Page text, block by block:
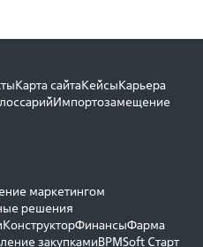
Карта сайтаКейсыКарьера
Импортозамещение
маркетингом
решения
КонструкторФинансыФарма
закупкамиBPMSoft Старт